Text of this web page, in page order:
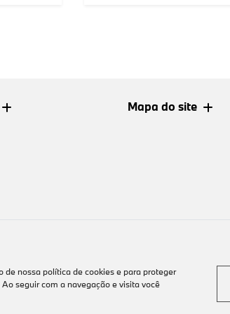
Mapa do site
nossa política de cookies e para proteger
Ao seguir com a navegação e visita você